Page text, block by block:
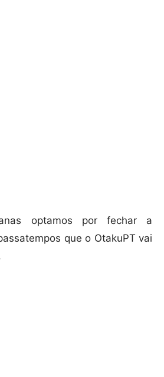
optamos por fechar a
que o OtakuPT vai